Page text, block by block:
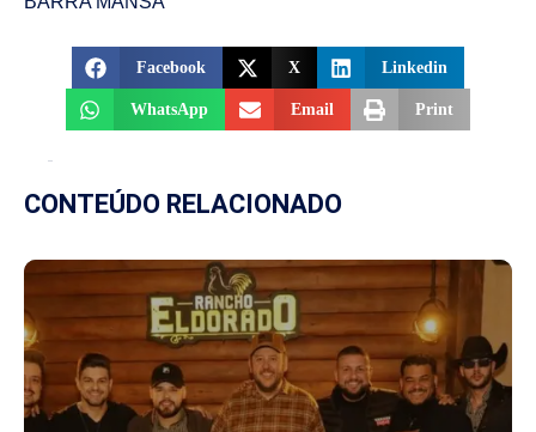
Facebook X Linkedin
WhatsApp Email Print
CONTEÚDO RELACIONADO